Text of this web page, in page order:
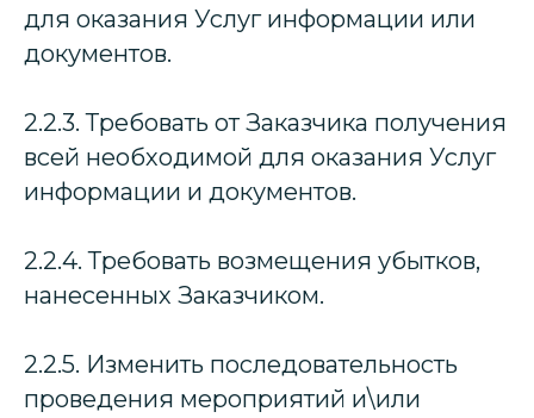
для оказания Услуг информации или
документов.
2.2.3. Требовать от Заказчика получения
всей необходимой для оказания Услуг
информации и документов.
2.2.4. Требовать возмещения убытков,
нанесенных Заказчиком.
2.2.5. Изменить последовательность
проведения мероприятий и\или